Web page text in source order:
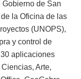
Gobierno de San
la Oficina de las
(UNOPS),
y control de
aplicaciones
Arte,